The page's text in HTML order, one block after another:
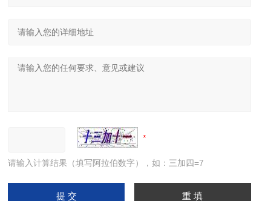
请输入计算结果（填写阿拉伯数字），如：三加四=7